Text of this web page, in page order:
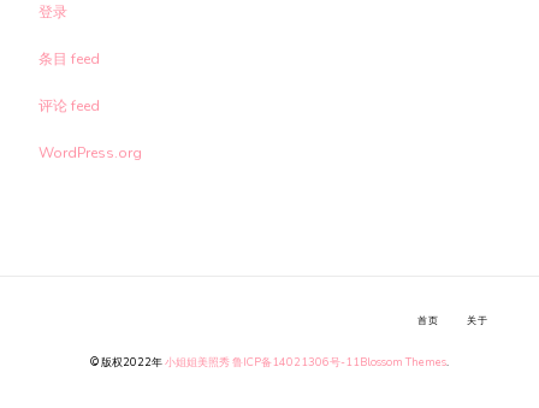
登录
条目 feed
评论 feed
WordPress.org
© 版权2022年小姐姐美照秀鲁ICP备14021306号-11Blossom Themes.
首页 关于